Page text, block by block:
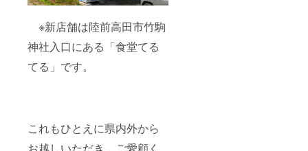
※新店舗は陸前高田市竹駒
神社入口にある「食堂てる
てる」です。
これもひとえに県内外から
お越しいただき、ご愛顧く